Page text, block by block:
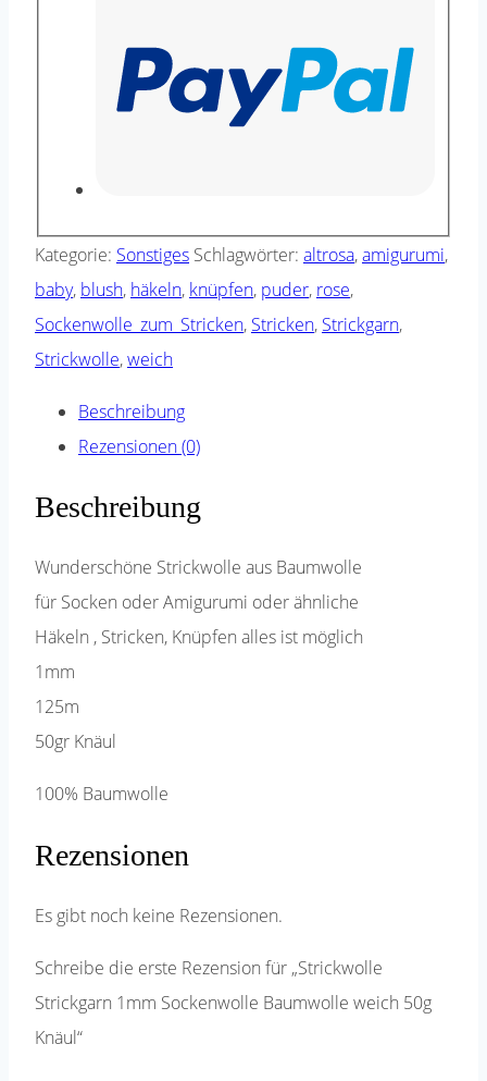
Kategorie: Sonstiges Schlagwörter: altrosa,amigurumi,
baby, blush, häkeln, knüpfen, puder, rose,
Sockenwolle_zum_Stricken, Stricken, Strickgarn,
Strickwolle,weich
Beschreibung
Rezensionen (0)
Beschreibung
Wunderschöne Strickwolle aus Baumwolle
für Socken oder Amigurumi oder ähnliche
Häkeln , Stricken, Knüpfen alles ist möglich
1mm
125m
50gr Knäul
100% Baumwolle
Rezensionen
Es gibt noch keine Rezensionen.
Schreibe die erste Rezension für „Strickwolle
Strickgarn 1mm Sockenwolle Baumwolle weich 50g
Knäul“